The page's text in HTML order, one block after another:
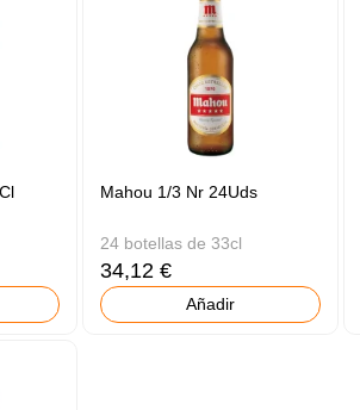
Mahou 1/3 Nr 24Uds
24 botellas de 33cl
34,12 €
Añadir